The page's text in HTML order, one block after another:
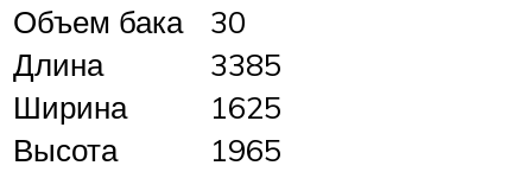
Объем бака
30
Длина
3385
Ширина
1625
Высота
1965